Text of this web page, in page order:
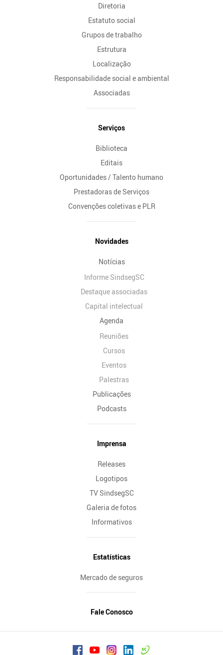
Diretoria
Estatuto social
Grupos de trabalho
Estrutura
Localização
Responsabilidade social e ambiental
Associadas
Serviços
Biblioteca
Editais
Oportunidades / Talento humano
Prestadoras de Serviços
Convenções coletivas e PLR
Novidades
Notícias
Informe SindsegSC
Destaque associadas
Capital intelectual
Agenda
Reuniões
Cursos
Eventos
Palestras
Publicações
Podcasts
Imprensa
Releases
Logotipos
TV SindsegSC
Galeria de fotos
Informativos
Estatísticas
Mercado de seguros
Fale Conosco